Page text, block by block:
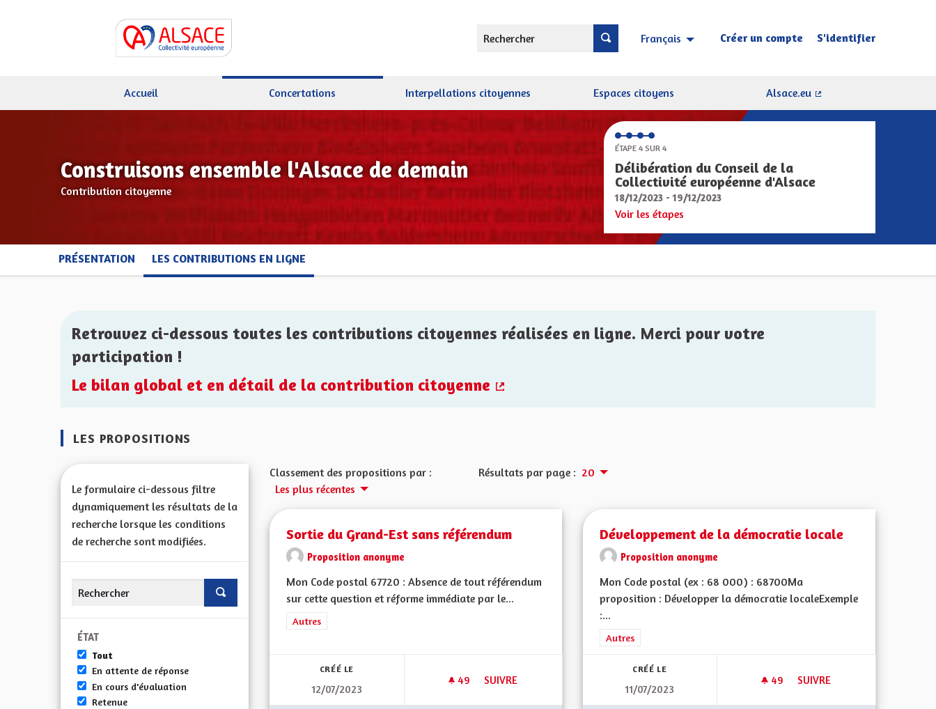
Rechercher Français Choisir la langue Sprache wählen
Créer un compte S'identifier
Accueil Concertations Interpellations citoyennes Espaces citoyens
Alsace.eu
Construisons ensemble l'Alsace de demain
Contribution citoyenne
ÉTAPE 4 SUR 4
Délibération du Conseil de la
Collectivité européenne d'Alsace
18/12/2023 - 19/12/2023
Voir les étapes
PRÉSENTATION LES CONTRIBUTIONS EN LIGNE
Retrouvez ci-dessous toutes les contributions citoyennes réalisées en ligne. Merci pour votre
participation !
Le bilan global et en détail de la contribution citoyenne
LES PROPOSITIONS
Le formulaire ci-dessous filtre
dynamiquement les résultats de la
recherche lorsque les conditions
de recherche sont modifiées.
ÉTAT
Tout
En attente de réponse
En cours d'évaluation
Retenue
Classement des propositions par :
Les plus récentes
Résultats par page : 20
Sortie du Grand-Est sans référendum
Proposition anonyme
Mon Code postal 67720 : Absence de tout référendum
sur cette question et réforme immédiate par le...
Filtrer les résultats de la catégorie : Autres
Autres
CRÉÉ LE
12/07/2023
49 49 ABONNÉS
SUIVRE
SORTIE DU GRAND-EST SANS RÉFÉRENDUM
Développement de la démocratie locale
Proposition anonyme
Mon Code postal (ex : 68 000) : 68700Ma
proposition : Développer la démocratie localeExemple
:...
Filtrer les résultats de la catégorie : Autres
Autres
CRÉÉ LE
11/07/2023
49 49 ABONNÉS
SUIVRE